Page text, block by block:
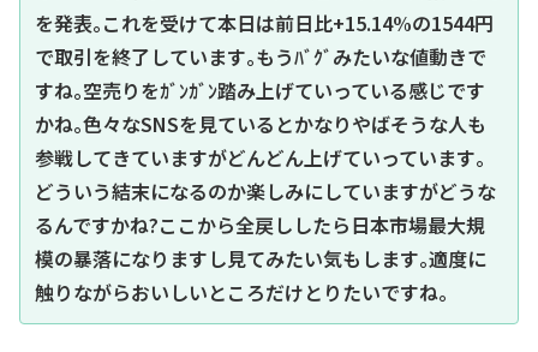
を発表｡これを受けて本日は前日比+15.14%の1544円
で取引を終了しています｡もうﾊﾞｸﾞみたいな値動きで
すね｡空売りをｶﾞﾝｶﾞﾝ踏み上げていっている感じです
かね｡色々なSNSを見ているとかなりやばそうな人も
参戦してきていますがどんどん上げていっています｡
どういう結末になるのか楽しみにしていますがどうな
るんですかね?ここから全戻ししたら日本市場最大規
模の暴落になりますし見てみたい気もします｡適度に
触りながらおいしいところだけとりたいですね｡